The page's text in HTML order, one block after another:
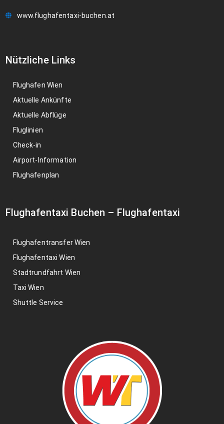
www.flughafentaxi-buchen.at
Nützliche Links
Flughafen Wien
Aktuelle Ankünfte
Aktuelle Abflüge
Fluglinien
Check-in
Airport-Information
Flughafenplan
Flughafentaxi Buchen – Flughafentaxi
Flughafentransfer Wien
Flughafentaxi Wien
Stadtrundfahrt Wien
Taxi Wien
Shuttle Service